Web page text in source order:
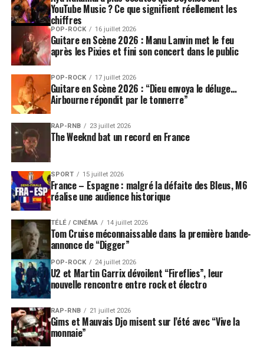
YouTube Music ? Ce que signifient réellement les
chiffres
POP-ROCK 16 juillet 2026
Guitare en Scène 2026 : Manu Lanvin met le feu
après les Pixies et fini son concert dans le public
POP-ROCK 17 juillet 2026
Guitare en Scène 2026 : “Dieu envoya le déluge…
Airbourne répondit par le tonnerre”
RAP-RNB 23 juillet 2026
The Weeknd bat un record en France
SPORT 15 juillet 2026
France – Espagne : malgré la défaite des Bleus, M6
réalise une audience historique
TÉLÉ / CINÉMA 14 juillet 2026
Tom Cruise méconnaissable dans la première bande-
annonce de “Digger”
POP-ROCK 24 juillet 2026
U2 et Martin Garrix dévoilent “Fireflies”, leur
nouvelle rencontre entre rock et électro
RAP-RNB 21 juillet 2026
Gims et Mauvais Djo misent sur l’été avec “Vive la
monnaie”